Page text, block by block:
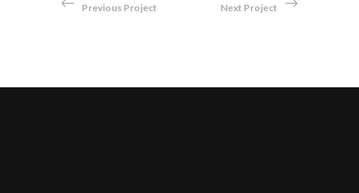
Previous Project Next Project